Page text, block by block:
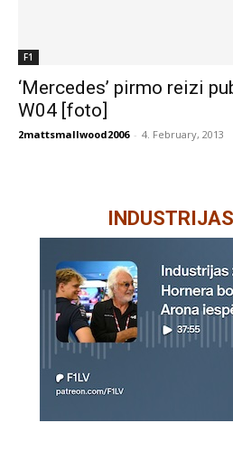
F1
‘Mercedes’ pirmo reizi
W04 [foto]
2mattsmallwood2006 - 4. February, 2013